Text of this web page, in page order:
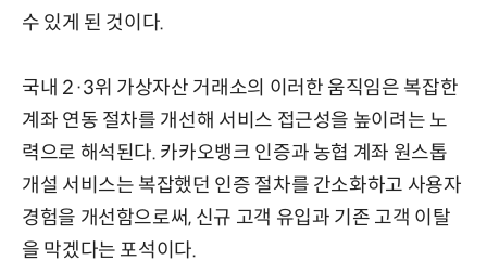
수 있게 된 것이다.
국내 2·3위 가상자산 거래소의 이러한 움직임은 복잡한
계좌 연동 절차를 개선해 서비스 접근성을 높이려는 노
력으로 해석된다. 카카오뱅크 인증과 농협 계좌 원스톱
개설 서비스는 복잡했던 인증 절차를 간소화하고 사용자
경험을 개선함으로써, 신규 고객 유입과 기존 고객 이탈
을 막겠다는 포석이다.